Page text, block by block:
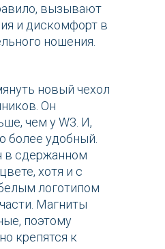
вызывают
и дискомфорт в
ношения.
новый чехол
Он
чем у W3. И,
более удобный.
в сдержанном
хотя и с
логотипом
Магниты
поэтому
крепятся к